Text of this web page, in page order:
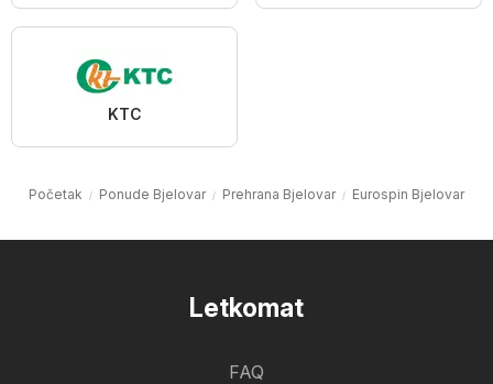
KTC
Početak Ponude Bjelovar Prehrana Bjelovar Eurospin Bjelovar
Letkomat
FAQ